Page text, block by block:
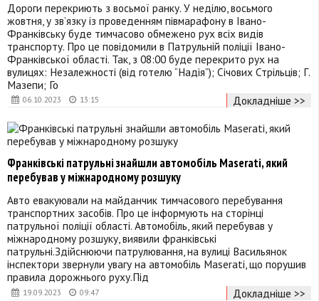
06.10.2023 13:15
Дороги перекриють з восьмої ранку. У неділю, восьмого
жовтня, у зв’язку із проведенням півмарафону в Івано-
Франківську буде тимчасово обмежено рух всіх видів
транспорту. Про це повідомили в Патрульній поліції Івано-
Франківської області. Так, з 08:00 буде перекрито рух на
вулицях: Незалежності (від готелю “Надія”); Січових Стрільців; Г.
Мазепи; Го
Докладніше >>
19.09.2023 09:47
Франківські патрульні знайшли автомобіль Maserati, який
перебував у міжнародному розшуку
Авто евакуювали на майданчик тимчасового перебування
транспортних засобів. Про це інформують на сторінці
патрульної поліції області. Автомобіль, який перебував у
міжнародному розшуку, виявили франківські
патрульні.Здійснюючи патрулювання, на вулиці Васильянок
інспектори звернули увагу на автомобіль Maserati, що порушив
правила дорожнього руху.Під
Докладніше >>